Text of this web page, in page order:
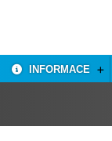
INFORMACE